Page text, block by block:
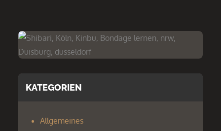
KATEGORIEN
Allgemeines